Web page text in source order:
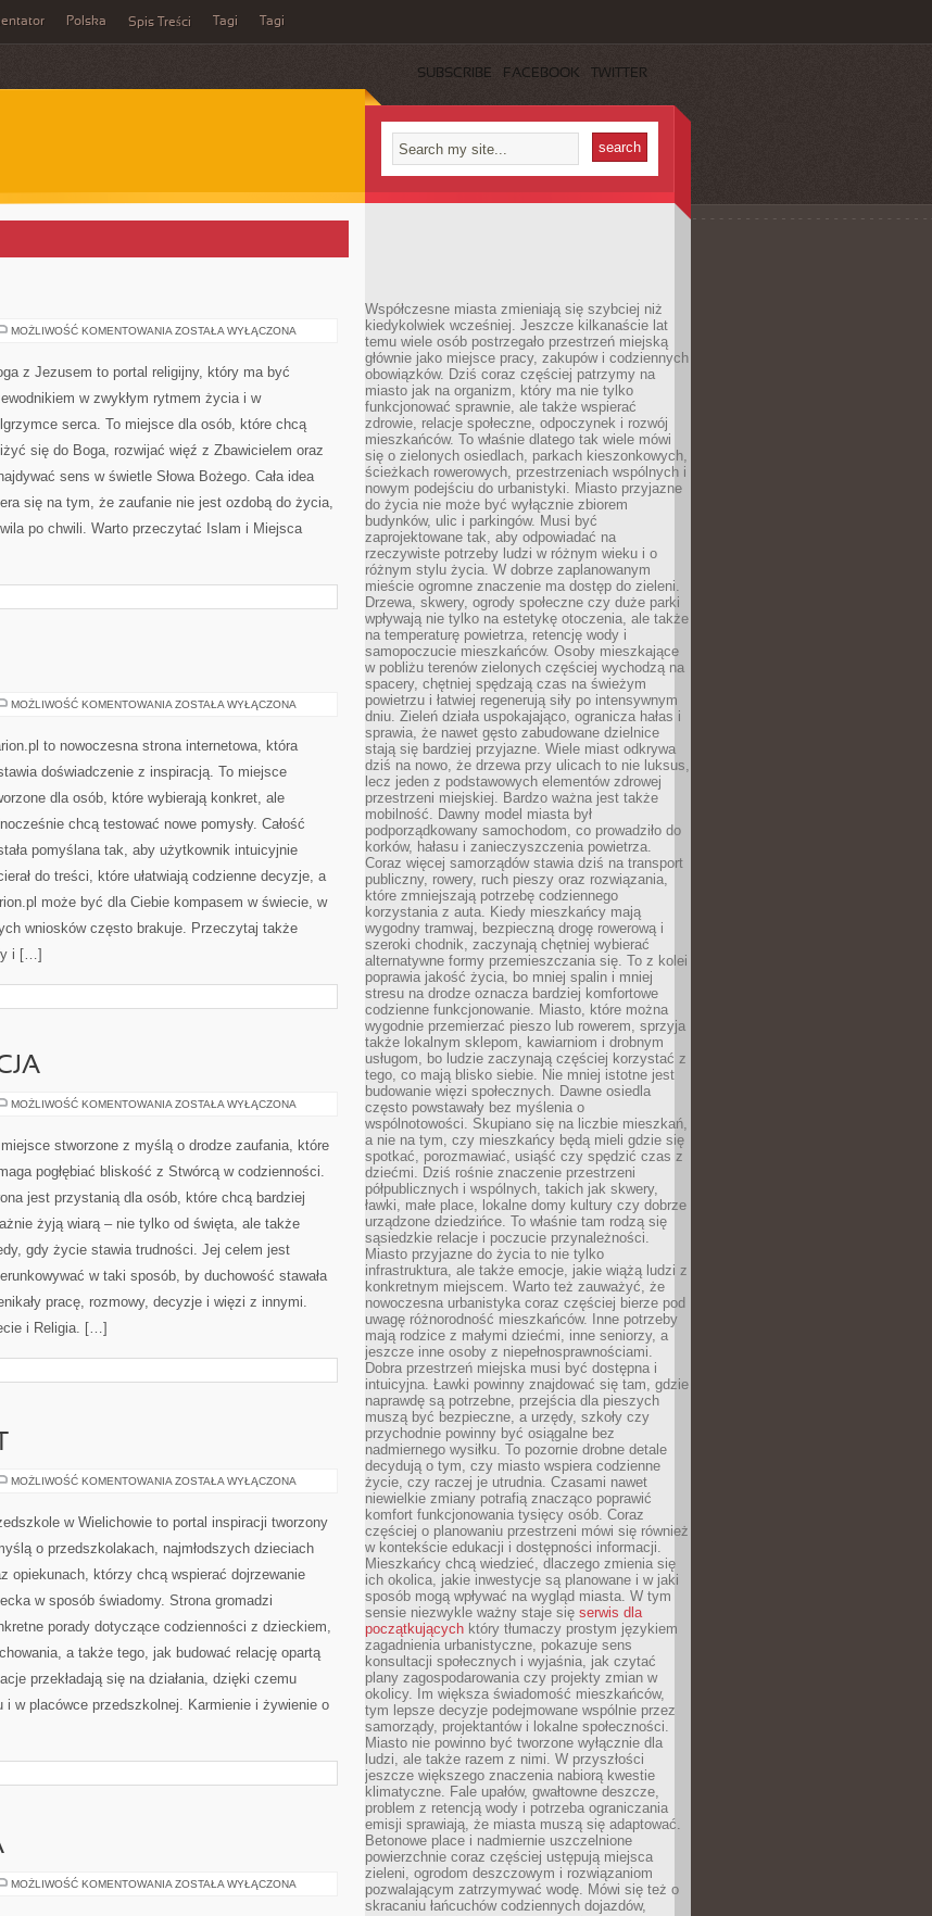
Polska Spis Treści Tagi Tagi
SUBSCRIBE FACEBOOK TWITTER
MOŻLIWOŚĆ KOMENTOWANIA RELIGIA
ZOSTAŁA WYŁĄCZONA
z Jezusem to portal religijny, który ma być
w zwykłym rytmem życia i w
serca. To miejsce dla osób, które chcą
się do Boga, rozwijać więź z Zbawicielem oraz
sens w świetle Słowa Bożego. Cała idea
się na tym, że zaufanie nie jest ozdobą do życia,
po chwili. Warto przeczytać Islam i Miejsca
MOŻLIWOŚĆ KOMENTOWANIA KONIE
ZOSTAŁA WYŁĄCZONA
to nowoczesna strona internetowa, która
doświadczenie z inspiracją. To miejsce
dla osób, które wybierają konkret, ale
chcą testować nowe pomysły. Całość
pomyślana tak, aby użytkownik intuicyjnie
do treści, które ułatwiają codzienne decyzje, a
może być dla Ciebie kompasem w świecie, w
wniosków często brakuje. Przeczytaj także
i […]
MOŻLIWOŚĆ KOMENTOWANIA MISJE
ZOSTAŁA WYŁĄCZONA
stworzone z myślą o drodze zaufania, które
pogłębiać bliskość z Stwórcą w codzienności.
jest przystanią dla osób, które chcą bardziej
żyją wiarą – nie tylko od święta, ale także
gdy życie stawia trudności. Jej celem jest
w taki sposób, by duchowość stawała
pracę, rozmowy, decyzje i więzi z innymi.
i Religia. […]
MOŻLIWOŚĆ KOMENTOWANIA ROZWÓJ
ZOSTAŁA WYŁĄCZONA
w Wielichowie to portal inspiracji tworzony
o przedszkolakach, najmłodszych dzieciach
opiekunach, którzy chcą wspierać dojrzewanie
w sposób świadomy. Strona gromadzi
porady dotyczące codzienności z dzieckiem,
a także tego, jak budować relację opartą
przekładają się na działania, dzięki czemu
i w placówce przedszkolnej. Karmienie i żywienie o
MOŻLIWOŚĆ KOMENTOWANIA SPRZĘT
ZOSTAŁA WYŁĄCZONA
Współczesne miasta zmieniają się szybciej niż
kiedykolwiek wcześniej. Jeszcze kilkanaście lat
temu wiele osób postrzegało przestrzeń miejską
głównie jako miejsce pracy, zakupów i codziennych
obowiązków. Dziś coraz częściej patrzymy na
miasto jak na organizm, który ma nie tylko
funkcjonować sprawnie, ale także wspierać
zdrowie, relacje społeczne, odpoczynek i rozwój
mieszkańców. To właśnie dlatego tak wiele mówi
się o zielonych osiedlach, parkach kieszonkowych,
ścieżkach rowerowych, przestrzeniach wspólnych i
nowym podejściu do urbanistyki. Miasto przyjazne
do życia nie może być wyłącznie zbiorem
budynków, ulic i parkingów. Musi być
zaprojektowane tak, aby odpowiadać na
rzeczywiste potrzeby ludzi w różnym wieku i o
różnym stylu życia. W dobrze zaplanowanym
mieście ogromne znaczenie ma dostęp do zieleni.
Drzewa, skwery, ogrody społeczne czy duże parki
wpływają nie tylko na estetykę otoczenia, ale także
na temperaturę powietrza, retencję wody i
samopoczucie mieszkańców. Osoby mieszkające
w pobliżu terenów zielonych częściej wychodzą na
spacery, chętniej spędzają czas na świeżym
powietrzu i łatwiej regenerują siły po intensywnym
dniu. Zieleń działa uspokajająco, ogranicza hałas i
sprawia, że nawet gęsto zabudowane dzielnice
stają się bardziej przyjazne. Wiele miast odkrywa
dziś na nowo, że drzewa przy ulicach to nie luksus,
lecz jeden z podstawowych elementów zdrowej
przestrzeni miejskiej. Bardzo ważna jest także
mobilność. Dawny model miasta był
podporządkowany samochodom, co prowadziło do
korków, hałasu i zanieczyszczenia powietrza.
Coraz więcej samorządów stawia dziś na transport
publiczny, rowery, ruch pieszy oraz rozwiązania,
które zmniejszają potrzebę codziennego
korzystania z auta. Kiedy mieszkańcy mają
wygodny tramwaj, bezpieczną drogę rowerową i
szeroki chodnik, zaczynają chętniej wybierać
alternatywne formy przemieszczania się. To z kolei
poprawia jakość życia, bo mniej spalin i mniej
stresu na drodze oznacza bardziej komfortowe
codzienne funkcjonowanie. Miasto, które można
wygodnie przemierzać pieszo lub rowerem, sprzyja
także lokalnym sklepom, kawiarniom i drobnym
usługom, bo ludzie zaczynają częściej korzystać z
tego, co mają blisko siebie. Nie mniej istotne jest
budowanie więzi społecznych. Dawne osiedla
często powstawały bez myślenia o
wspólnotowości. Skupiano się na liczbie mieszkań,
a nie na tym, czy mieszkańcy będą mieli gdzie się
spotkać, porozmawiać, usiąść czy spędzić czas z
dziećmi. Dziś rośnie znaczenie przestrzeni
półpublicznych i wspólnych, takich jak skwery,
ławki, małe place, lokalne domy kultury czy dobrze
urządzone dziedzińce. To właśnie tam rodzą się
sąsiedzkie relacje i poczucie przynależności.
Miasto przyjazne do życia to nie tylko
infrastruktura, ale także emocje, jakie wiążą ludzi z
konkretnym miejscem. Warto też zauważyć, że
nowoczesna urbanistyka coraz częściej bierze pod
uwagę różnorodność mieszkańców. Inne potrzeby
mają rodzice z małymi dziećmi, inne seniorzy, a
jeszcze inne osoby z niepełnosprawnościami.
Dobra przestrzeń miejska musi być dostępna i
intuicyjna. Ławki powinny znajdować się tam, gdzie
naprawdę są potrzebne, przejścia dla pieszych
muszą być bezpieczne, a urzędy, szkoły czy
przychodnie powinny być osiągalne bez
nadmiernego wysiłku. To pozornie drobne detale
decydują o tym, czy miasto wspiera codzienne
życie, czy raczej je utrudnia. Czasami nawet
niewielkie zmiany potrafią znacząco poprawić
komfort funkcjonowania tysięcy osób. Coraz
częściej o planowaniu przestrzeni mówi się również
w kontekście edukacji i dostępności informacji.
Mieszkańcy chcą wiedzieć, dlaczego zmienia się
ich okolica, jakie inwestycje są planowane i w jaki
sposób mogą wpływać na wygląd miasta. W tym
sensie niezwykle ważny staje się serwis dla
początkujących który tłumaczy prostym językiem
zagadnienia urbanistyczne, pokazuje sens
konsultacji społecznych i wyjaśnia, jak czytać
plany zagospodarowania czy projekty zmian w
okolicy. Im większa świadomość mieszkańców,
tym lepsze decyzje podejmowane wspólnie przez
samorządy, projektantów i lokalne społeczności.
Miasto nie powinno być tworzone wyłącznie dla
ludzi, ale także razem z nimi. W przyszłości
jeszcze większego znaczenia nabiorą kwestie
klimatyczne. Fale upałów, gwałtowne deszcze,
problem z retencją wody i potrzeba ograniczania
emisji sprawiają, że miasta muszą się adaptować.
Betonowe place i nadmiernie uszczelnione
powierzchnie coraz częściej ustępują miejsca
zieleni, ogrodom deszczowym i rozwiązaniom
pozwalającym zatrzymywać wodę. Mówi się też o
skracaniu łańcuchów codziennych dojazdów,